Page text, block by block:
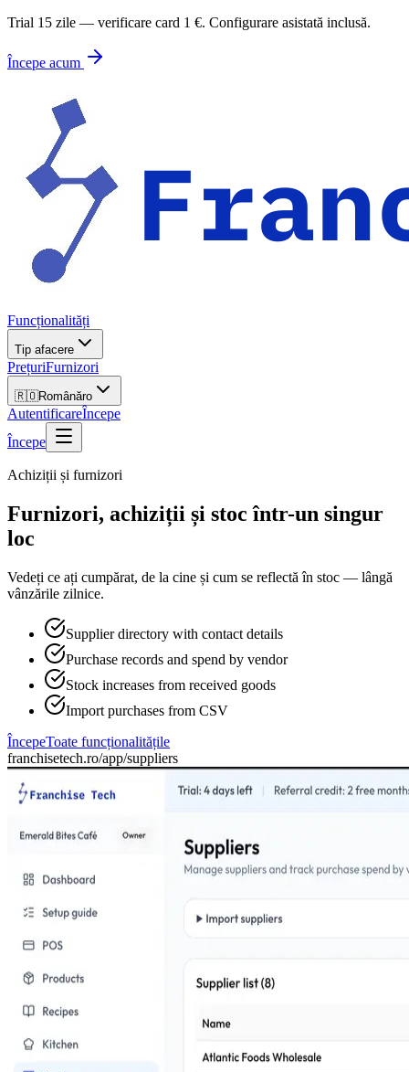
Trial 15 zile — verificare card 1 €. Configurare asistată inclusă.
Începe acum
Funcționalități
Tip afacere
PrețuriFurnizori
🇷🇴Românăro
AutentificareÎncepe
Începe
Achiziții și furnizori
Furnizori, achiziții și stoc într-un singur
loc
Vedeți ce ați cumpărat, de la cine și cum se reflectă în stoc — lângă
vânzările zilnice.
Supplier directory with contact details
Purchase records and spend by vendor
Stock increases from received goods
Import purchases from CSV
ÎncepeToate funcționalitățile
franchisetech.ro/app/suppliers